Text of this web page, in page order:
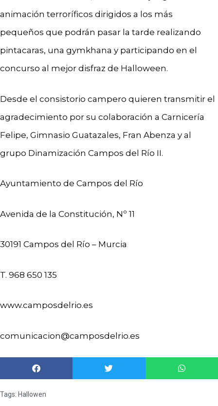
animación terroríficos dirigidos a los más
pequeños que podrán pasar la tarde realizando
pintacaras, una gymkhana y participando en el
concurso al mejor disfraz de Halloween.
Desde el consistorio campero quieren transmitir el
agradecimiento por su colaboración a Carnicería
Felipe, Gimnasio Guatazales, Fran Abenza y al
grupo Dinamización Campos del Río II.
Ayuntamiento de Campos del Río
Avenida de la Constitución, Nº 11
30191 Campos del Río – Murcia
T. 968 650 135
www.camposdelrio.es
comunicacion@camposdelrio.es
Tags: Hallowen